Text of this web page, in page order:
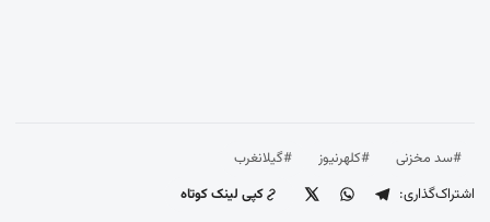
#سد مخزنی #کلهرنیوز
#گیلانغرب
اشتراک‌گذاری:
کپی لینک کوتاه